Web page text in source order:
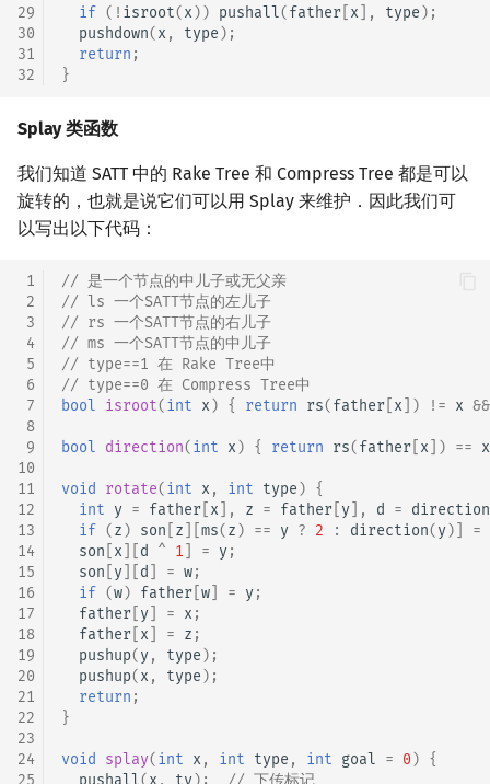
29
30
31
32
if ( ! isroot(x)) pushall(father x ], type);
pushdown(x, type);
return ;
}
Splay 类函数
我们知道 SATT 中的 Rake Tree 和 Compress Tree 都是可以
旋转的，也就是说它们可以用 Splay 来维护．因此我们可
以写出以下代码：
1
2
3
4
5
6
7
8
9
10
11
12
13
14
15
16
17
18
19
20
21
22
23
24
// 是一个节点的中儿子或无父亲
// ls 一个SATT节点的左儿子
// rs 一个SATT节点的右儿子
// ms 一个SATT节点的中儿子
// type==1 在 Rake Tree中
// type==0 在 Compress Tree中
bool isroot(int x) { return rs(father x ]) != x &&
bool direction(int x) { return rs(father x ]) == x
void rotate(int x, int type) {
int y = father x ], z = father y ], d = direction
if (z) son z ms(z) == y ? 2 : direction(y)]
=
son x d ^ 1 = y;
son y d = w;
if (w) father w = y;
father y = x;
father x = z ;
pushup(y, type);
pushup(x, type);
return ;
}
void splay(int x, int type , int goal = 0) {